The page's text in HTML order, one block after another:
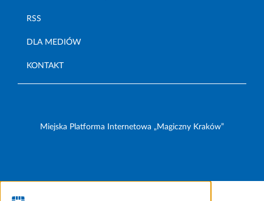
RSS
DLA MEDIÓW
KONTAKT
Miejska Platforma Internetowa „Magiczny Kraków”